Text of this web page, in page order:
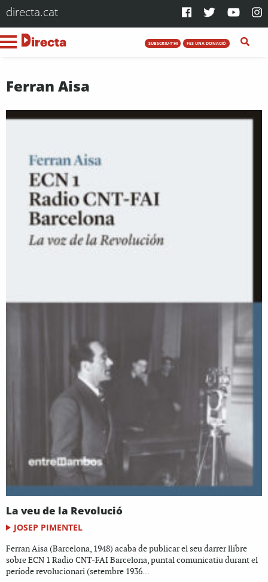
directa.cat
SUBSCRIU-T'HI FES UNA DONACIÓ
Ferran Aisa
La veu de la Revolució
JOSEP PIMENTEL
Ferran Aisa (Barcelona, 1948) acaba de publicar el seu darrer llibre
sobre ECN 1 Radio CNT-FAI Barcelona, puntal comunicatiu durant el
període revolucionari (setembre 1936...